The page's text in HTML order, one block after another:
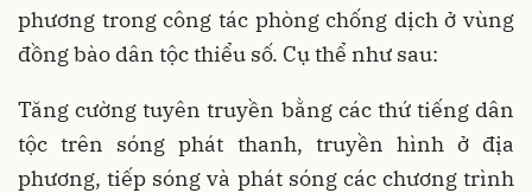
phương trong công tác phòng chống dịch ở vùng
đồng bào dân tộc thiểu số. Cụ thể như sau:
Tăng cường tuyên truyền bằng các thứ tiếng dân
tộc trên sóng phát thanh, truyền hình ở địa
phương, tiếp sóng và phát sóng các chương trình